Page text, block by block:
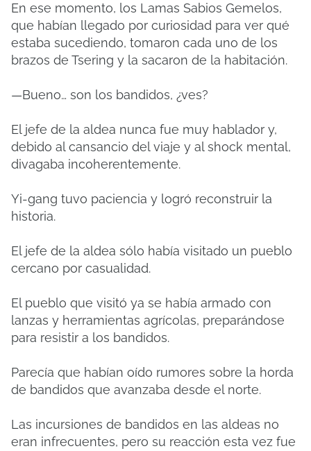
En ese momento, los Lamas Sabios Gemelos,
que habían llegado por curiosidad para ver qué
estaba sucediendo, tomaron cada uno de los
brazos de Tsering y la sacaron de la habitación.
—Bueno… son los bandidos, ¿ves?
El jefe de la aldea nunca fue muy hablador y,
debido al cansancio del viaje y al shock mental,
divagaba incoherentemente.
Yi-gang tuvo paciencia y logró reconstruir la
historia.
El jefe de la aldea sólo había visitado un pueblo
cercano por casualidad.
El pueblo que visitó ya se había armado con
lanzas y herramientas agrícolas, preparándose
para resistir a los bandidos.
Parecía que habían oído rumores sobre la horda
de bandidos que avanzaba desde el norte.
Las incursiones de bandidos en las aldeas no
eran infrecuentes, pero su reacción esta vez fue